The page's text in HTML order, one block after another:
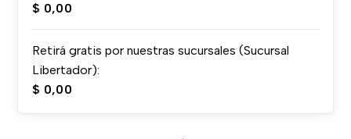
$ 0,00
Retirá gratis por nuestras sucursales (Sucursal
Libertador):
$ 0,00